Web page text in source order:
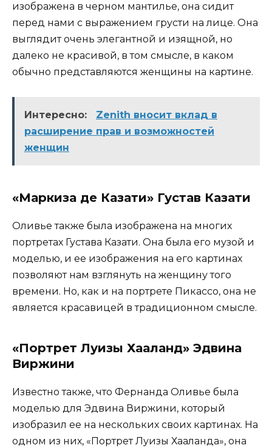
изображена в черном мантилье, она сидит
перед нами с выражением грусти на лице. Она
выглядит очень элегантной и изящной, но
далеко не красивой, в том смысле, в каком
обычно представляются женщины на картине.
Интересно:
Zenith вносит вклад в
расширение прав и возможностей
женщин
«Маркиза де Казати» Густав Казати
Оливье также была изображена на многих
портретах Густава Казати. Она была его музой и
моделью, и ее изображения на его картинах
позволяют нам взглянуть на женщину того
времени. Но, как и на портрете Пикассо, она не
является красавицей в традиционном смысле.
«Портрет Луизы Хааланд» Эдвина
Виржини
Известно также, что Фернанда Оливье была
моделью для Эдвина Виржини, который
изобразил ее на нескольких своих картинах. На
одном из них, «Портрет Луизы Хааланда», она